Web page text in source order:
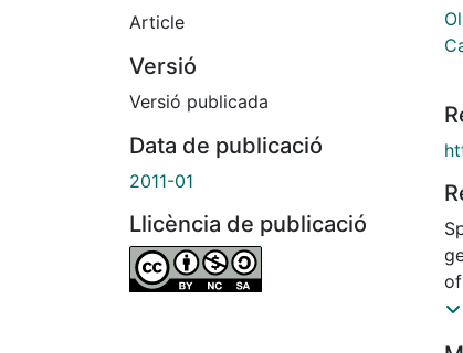
Article
Versió
Versió publicada
Data de publicació
2011-01
Llicència de publicació